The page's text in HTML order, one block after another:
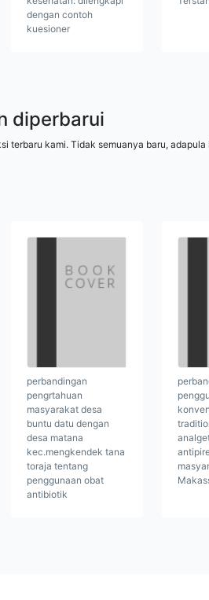
dengan contoh
kuesioner
diperbarui
terbaru kami. Tidak semuanya baru,
perbandingan
pengrtahuan
masyarakat desa
buntu datu dengan
desa matana
kec.mengkendek tana
toraja tentang
penggunaan obat
antibiotik